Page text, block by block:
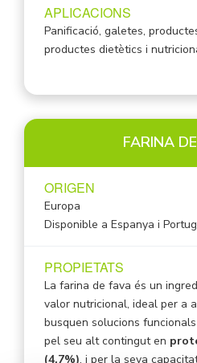
APLICACIONS
Panificació, galetes,
productes dietètics i
FARINA
ORIGEN
Europa
Disponible a Espanya i
PROPIETATS
La farina de fava és un
valor nutricional, ideal per a
busquen solucions
pel seu alt contingut en
(4,7%), i per la seva capacitat